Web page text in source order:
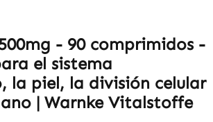
- 90 comprimidos -
el sistema
la piel, la división celular
| Warnke Vitalstoffe